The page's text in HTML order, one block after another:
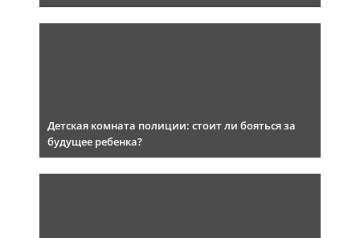
Детская комната полиции: стоит ли бояться за
будущее ребенка?